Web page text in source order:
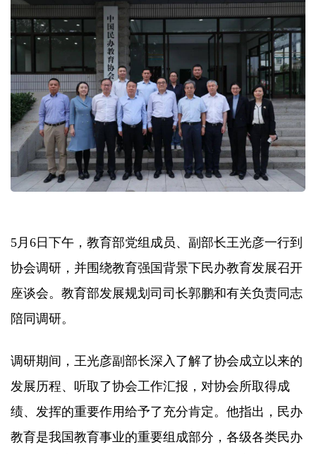
5月6日下午，教育部党组成员、副部长王光彦一行到
协会调研，并围绕教育强国背景下民办教育发展召开
座谈会。教育部发展规划司司长郭鹏和有关负责同志
陪同调研。
调研期间，王光彦副部长深入了解了协会成立以来的
发展历程、听取了协会工作汇报，对协会所取得成
绩、发挥的重要作用给予了充分肯定。他指出，民办
教育是我国教育事业的重要组成部分，各级各类民办